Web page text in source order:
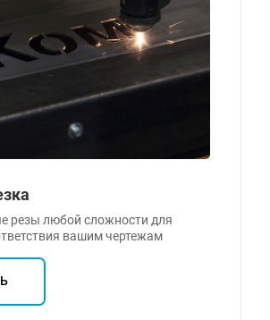
резы любой сложности для
вашим чертежам